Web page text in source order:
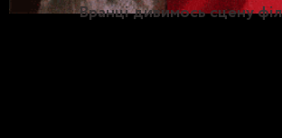
Вранці дивимось сцену